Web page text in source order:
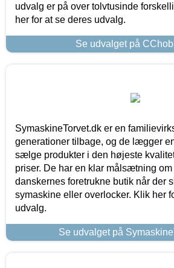
udvalg er på over tolvtusinde
her for at se deres udvalg.
Se udvalget på
SymaskineTorvet.dk er en
generationer tilbage, og de lægger
sælge produkter i den højeste
priser. De har en klar målsætning
danskernes foretrukne butik når der
symaskine eller overlocker. Klik her
udvalg.
Se udvalget på